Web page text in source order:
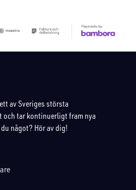
av Sveriges största
och tar kontinuerligt fram nya
något? Hör av dig!